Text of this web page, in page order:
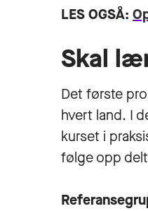
LES OGSÅ:
Skal
Det første
hvert land. I
kurset i
følge opp